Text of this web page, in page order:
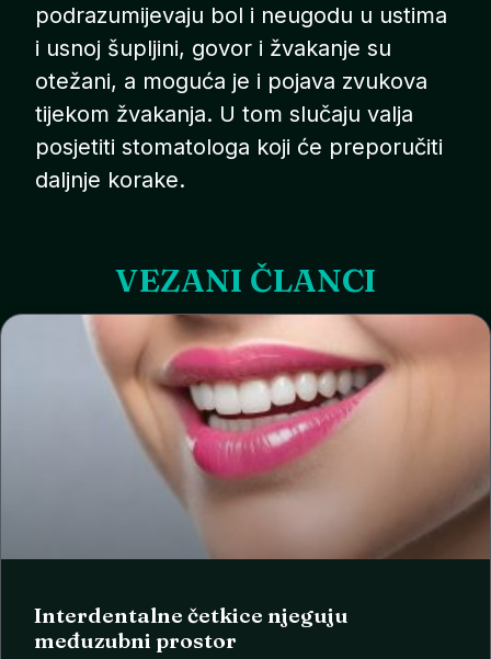
podrazumijevaju bol i neugodu u ustima
i usnoj šupljini, govor i žvakanje su
otežani, a moguća je i pojava zvukova
tijekom žvakanja. U tom slučaju valja
posjetiti stomatologa koji će preporučiti
daljnje korake.
VEZANI ČLANCI
Interdentalne četkice njeguju
međuzubni prostor